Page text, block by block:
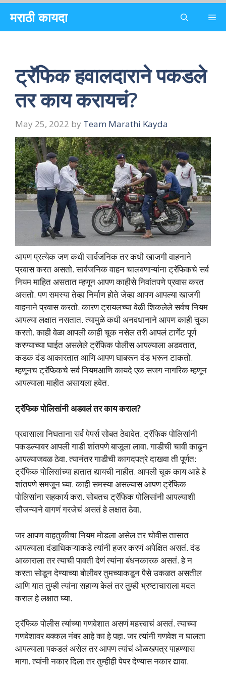
content
मराठी कायदा
ट्रॅफिक हवालदाराने पकडले
तर काय करायचं?
May 25, 2022 by Team Marathi Kayda
आपण प्रत्येक जण कधी सार्वजनिक तर कधी खाजगी वाहनाने
प्रवास करत असतो. सार्वजनिक वाहन चालवणाऱ्यांना ट्रॅफिकचे सर्व
नियम माहित असतात म्हणून आपण काहीसे निवांतपणे प्रवास करत
असतो. पण समस्या तेव्हा निर्माण होते जेव्हा आपण आपल्या खाजगी
वाहनाने प्रवास करतो. कारण ट्रायलच्या वेळी शिकलेले सर्वच नियम
आपल्या लक्षात नसतात. त्यामुळे कधी अनवधानाने आपण काही चुका
करतो. काही वेळा आपली काही चूक नसेल तरी आपलं टार्गेट पूर्ण
करण्याच्या घाईत असलेले ट्रॅफिक पोलीस आपल्याला अडवतात,
कडक दंड आकारतात आणि आपण घाबरून दंड भरून टाकतो.
म्हणूनच ट्रॅफिकचे सर्व नियमआणि कायदे एक सजग नागरिक म्हणून
आपल्याला माहीत असायला हवेत.
ट्रॅफिक पोलिसांनी अडवलं तर काय कराल?
प्रवासाला निघताना सर्व पेपर्स सोबत ठेवावेत. ट्रॅफिक पोलिसांनी
पकडल्यावर आपली गाडी शांतपणे बाजूला लावा. गाडीची चावी काढून
आपल्याजवळ ठेवा. त्यानंतर गाडीची कागदपत्रे दाखवा ती पूर्णत:
ट्रॅफिक पोलिसांच्या हातात द्यायची नाहीत. आपली चूक काय आहे हे
शांतपणे समजून घ्या. काही समस्या असल्यास आपण ट्रॅफिक
पोलिसांना सहकार्य करा. सोबतच ट्रॅफिक पोलिसांनी आपल्याशी
सौजन्याने वागणं गरजेचं असतं हे लक्षात ठेवा.
जर आपण वाहतुकीचा नियम मोडला असेल तर चोवीस तासात
आपल्याला दंडाधिकऱ्याकडे त्यांनी हजर करणं अपेक्षित असतं. दंड
आकाराला तर त्याची पावती देणं त्यांना बंधनकारक असतं. हे न
करता सोडून देण्याच्या बोलीवर तुमच्याकडून पैसे उकळत असतील
आणि यात तुम्ही त्यांना सहाय्य केलं तर तुम्ही भ्रष्टाचाराला मदत
कराल हे लक्षात घ्या.
ट्रॅफिक पोलीस त्यांच्या गणवेशात असणं महत्त्वाचं असतं. त्याच्या
गणवेशावर बक्कल नंबर आहे का हे पहा. जर त्यांनी गणवेश न घालता
आपल्याला पकडलं असेल तर आपण त्यांचं ओळखपत्र पाहण्यास
मागा. त्यांनी नकार दिला तर तुम्हीही पेपर देण्यास नकार द्यावा.